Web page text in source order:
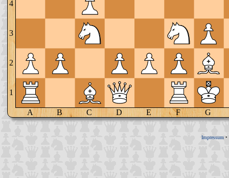
4
3
2
1
A B C D E F G
Impressum •